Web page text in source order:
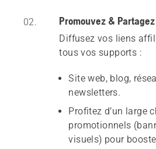
02. Promouvez & Partagez
Diffusez vos liens
tous vos supports :
Site web, blog,
newsletters.
Profitez d’un large
promotionnels
visuels) pour